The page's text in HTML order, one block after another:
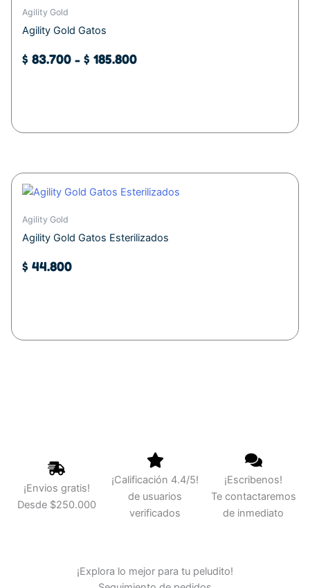
Agility Gold
Agility Gold Gatos
$ 83.700 - $ 185.800$ 83.700
tiene
múltiples
variantes.
Las
página
de
Agility Gold
Agility Gold Gatos Esterilizados
$ 44.800
¡Envios gratis!
Desde $250.000
¡Calificación 4.4/5!
de usuarios
verificados
¡Escribenos!
Te contactaremos
de inmediato
¡Explora lo mejor para tu peludito!